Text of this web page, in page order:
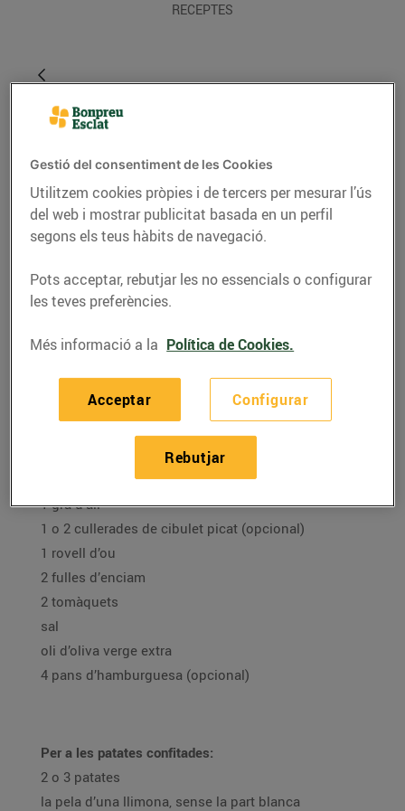
RECEPTES
RECEPTES
Hamburguesa de salmó
05/d’agost/2020
Ingredients per a 4 persones:
1/2 porro (la part blanca)
1 gra d’all
1 o 2 cullerades de cibulet picat (opcional)
1 rovell d’ou
2 fulles d’enciam
2 tomàquets
sal
oli d’oliva verge extra
4 pans d’hamburguesa (opcional)
Per a les patates confitades:
2 o 3 patates
la pela d’una llimona, sense la part blanca
Gestió del consentiment de les Cookies
Utilitzem cookies pròpies i de tercers per mesurar l’ús
del web i mostrar publicitat basada en un perfil
segons els teus hàbits de navegació.
Pots acceptar, rebutjar les no essencials o configurar
les teves preferències.
Més informació a la Política de Cookies.
Configurar
Rebutjar
Acceptar